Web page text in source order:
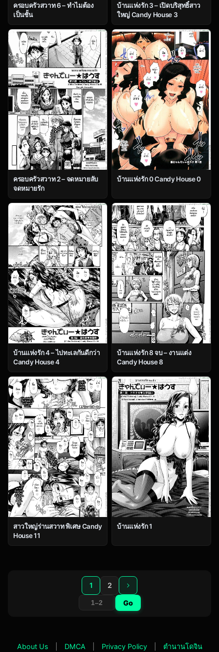
ครอบครัวสวาท 6 – ทำไมต้อง
เป็นชั้น
บ้านแห่งรัก 3 – เปิดบริสุทธิ์สาว
ใหญ่ Candy House 3
ครอบครัวสวาท 2 – จดหมายลับ
จดหมายรัก
บ้านแห่งรัก 0 Candy House 0
บ้านแห่งรัก 4 – ไปทะเลกันดีกว่า
Candy House 4
บ้านแห่งรัก 8 จบ – งานแต่ง
Candy House 8
สาวใหญ่ร่านสวาท พิเศษ Candy
House 11
บ้านแห่งรัก 1
1 2
Go
About Us DMCA Privacy Policy ตำนานโดจิน